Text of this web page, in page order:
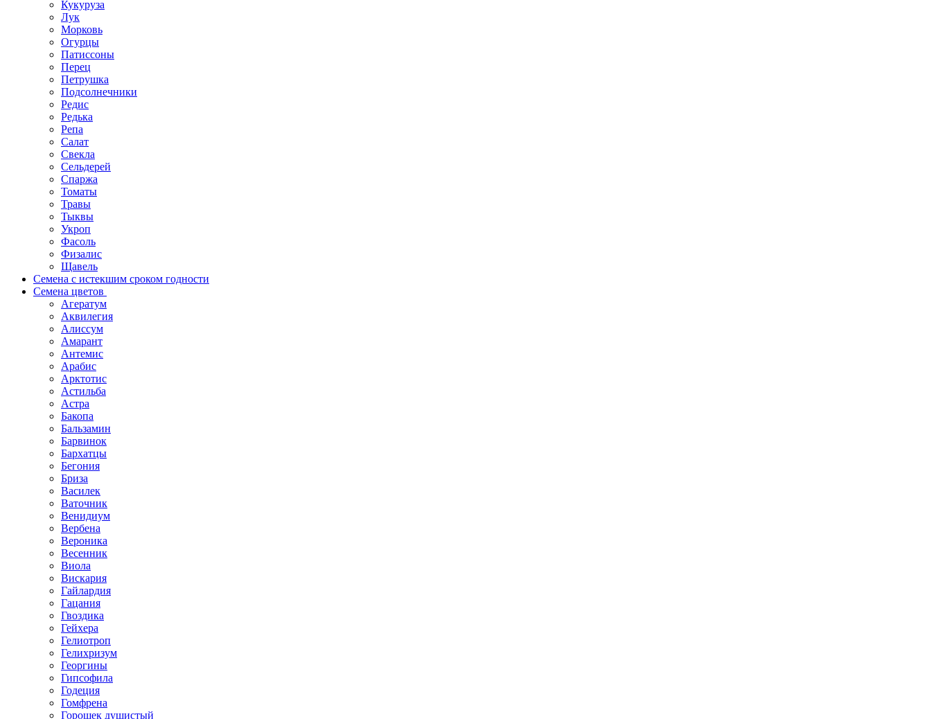
Кукуруза
Лук
Морковь
Огурцы
Патиссоны
Перец
Петрушка
Подсолнечники
Редис
Редька
Репа
Салат
Свекла
Сельдерей
Спаржа
Томаты
Травы
Тыквы
Укроп
Фасоль
Физалис
Щавель
Семена с истекшим сроком годности
Семена цветов
Агератум
Аквилегия
Алиссум
Амарант
Антемис
Арабис
Арктотис
Астильба
Астра
Бакопа
Бальзамин
Барвинок
Бархатцы
Бегония
Бриза
Василек
Ваточник
Венидиум
Вербена
Вероника
Весенник
Виола
Вискария
Гайлардия
Гацания
Гвоздика
Гейхера
Гелиотроп
Гелихризум
Георгины
Гипсофила
Годеция
Гомфрена
Горошек душистый